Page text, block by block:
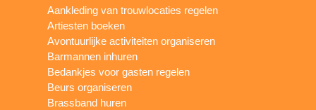
Aankleding van trouwlocaties regelen
Artiesten boeken
Avontuurlijke activiteiten organiseren
Barmannen inhuren
Bedankjes voor gasten regelen
Beurs organiseren
Brassband huren